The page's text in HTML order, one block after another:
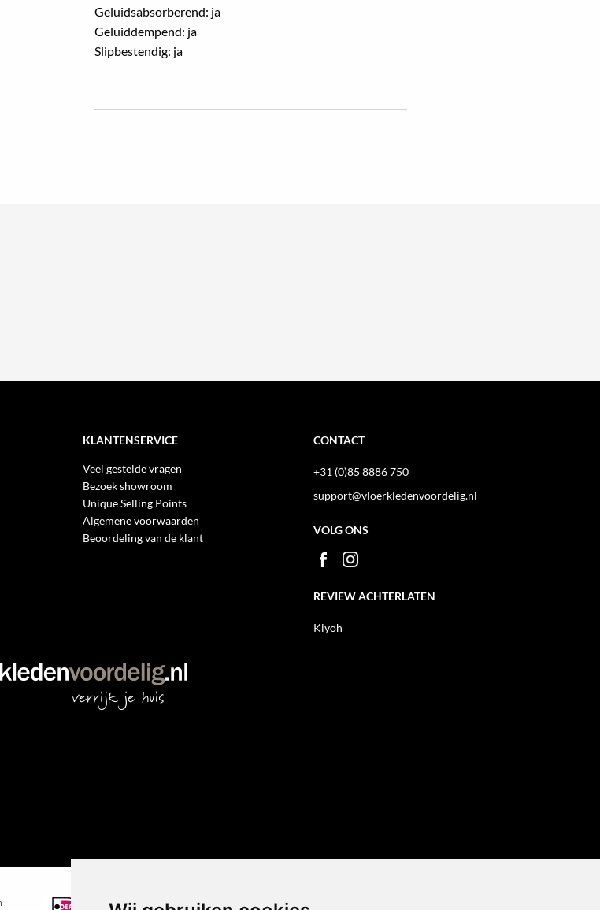
Geluidsabsorberend: ja
Geluiddempend: ja
Slipbestendig: ja
KLANTENSERVICE
Veel gestelde vragen
Bezoek showroom
Unique Selling Points
Algemene voorwaarden
Beoordeling van de klant
CONTACT
+31 (0)85 8886 750
support@vloerkledenvoordelig.nl
VOLG ONS
REVIEW ACHTERLATEN
Kiyoh